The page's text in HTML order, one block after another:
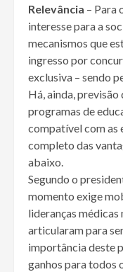
Relevância – Para
interesse para a
mecanismos que
ingresso por
exclusiva – sendo
Há, ainda, previsão
programas de
compatível com as
completo das
abaixo.
Segundo o
momento exige
lideranças médicas
articularam para
importância deste
ganhos para todos